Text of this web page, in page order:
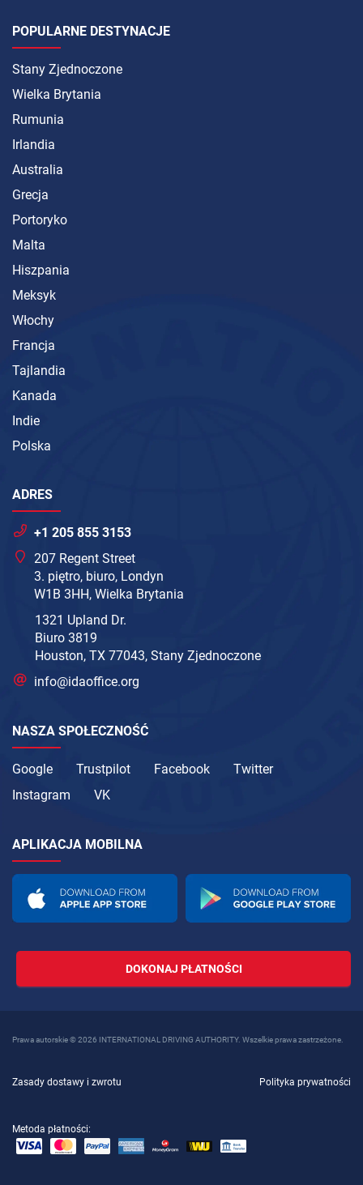
POPULARNE DESTYNACJE
Stany Zjednoczone
Wielka Brytania
Rumunia
Irlandia
Australia
Grecja
Portoryko
Malta
Hiszpania
Meksyk
Włochy
Francja
Tajlandia
Kanada
Indie
Polska
ADRES
+1 205 855 3153
207 Regent Street
3. piętro, biuro, Londyn
W1B 3HH, Wielka Brytania
1321 Upland Dr.
Biuro 3819
Houston, TX 77043, Stany Zjednoczone
info@idaoffice.org
NASZA SPOŁECZNOŚĆ
Google Trustpilot Facebook
Twitter
Instagram
VK
APLIKACJA MOBILNA
DOKONAJ PŁATNOŚCI
Prawa autorskie © 2026 INTERNATIONAL DRIVING AUTHORITY. Wszelkie prawa zastrzeżone.
Zasady dostawy i zwrotu Polityka prywatności
Metoda płatności: